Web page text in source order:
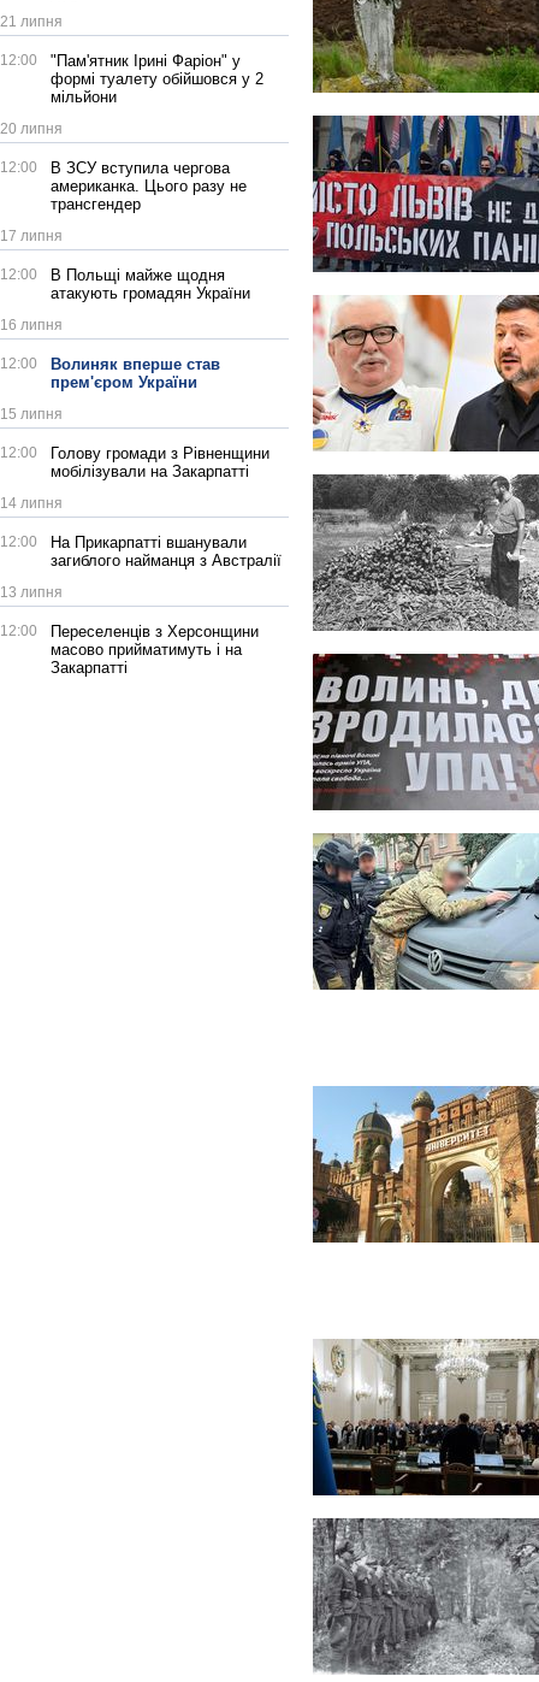
21 липня
12:00
"Пам'ятник Ірині Фаріон" у
формі туалету обійшовся у 2
мільйони
20 липня
12:00
В ЗСУ вступила чергова
американка. Цього разу не
трансгендер
17 липня
12:00
В Польщі майже щодня
атакують громадян України
16 липня
12:00
Волиняк вперше став
прем'єром України
15 липня
12:00
Голову громади з Рівненщини
мобілізували на Закарпатті
14 липня
12:00
На Прикарпатті вшанували
загиблого найманця з Австралії
13 липня
12:00
Переселенців з Херсонщини
масово прийматимуть і на
Закарпатті